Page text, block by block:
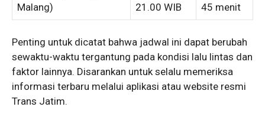
Malang)
21.00 WIB
45 menit
Penting untuk dicatat bahwa jadwal ini dapat berubah
sewaktu-waktu tergantung pada kondisi lalu lintas dan
faktor lainnya. Disarankan untuk selalu memeriksa
informasi terbaru melalui aplikasi atau website resmi
Trans Jatim.